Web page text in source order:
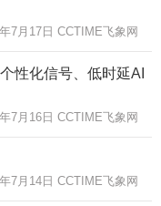
7月17日 CCTIME飞象网
性化信号、低时延AI
7月16日 CCTIME飞象网
7月14日 CCTIME飞象网